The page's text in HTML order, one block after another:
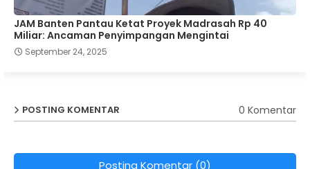
JAM Banten Pantau Ketat Proyek Madrasah Rp 40
Miliar: Ancaman Penyimpangan Mengintai
September 24, 2025
POSTING KOMENTAR 0 Komentar
Posting Komentar (0)